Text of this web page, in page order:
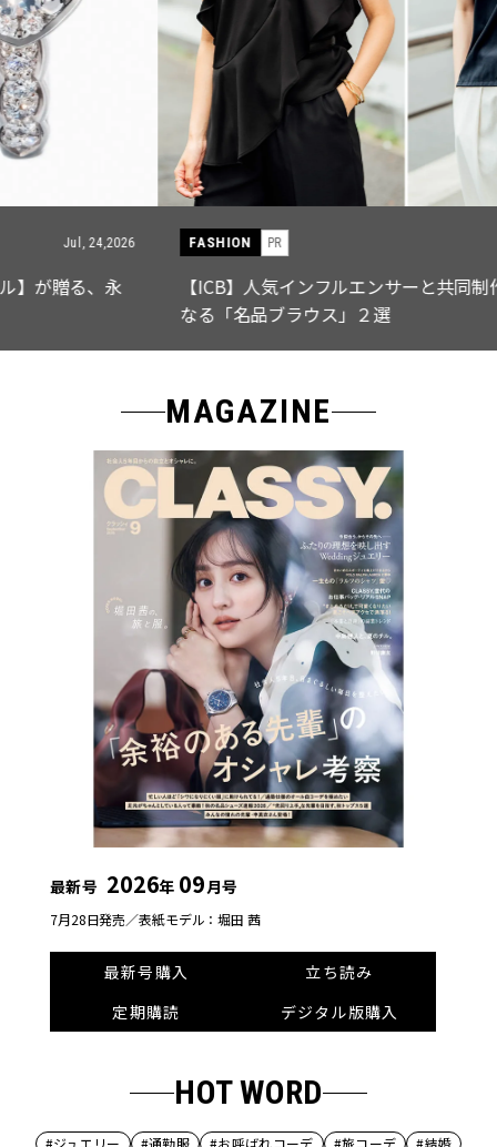
FASHION PR
【ICB】人気インフルエンサーと共同制作! 週5で着たく
なる「名品ブラウス」２選
MAGAZINE
最新号 2026年 09月号
7月28日発売／表紙モデル：堀田 茜
最新号購入
立ち読み
定期購読
デジタル版購入
HOT WORD